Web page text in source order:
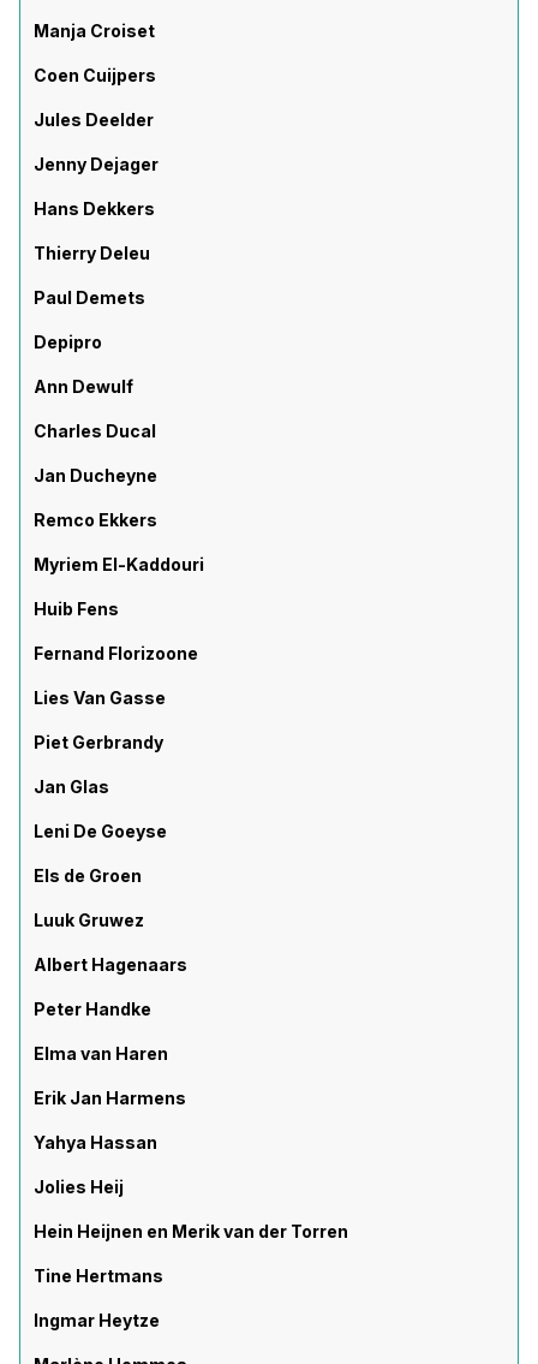
Manja Croiset
Coen Cuijpers
Jules Deelder
Jenny Dejager
Hans Dekkers
Thierry Deleu
Paul Demets
Depipro
Ann Dewulf
Charles Ducal
Jan Ducheyne
Remco Ekkers
Myriem El-Kaddouri
Huib Fens
Fernand Florizoone
Lies Van Gasse
Piet Gerbrandy
Jan Glas
Leni De Goeyse
Els de Groen
Luuk Gruwez
Albert Hagenaars
Peter Handke
Elma van Haren
Erik Jan Harmens
Yahya Hassan
Jolies Heij
Hein Heijnen en Merik van der Torren
Tine Hertmans
Ingmar Heytze